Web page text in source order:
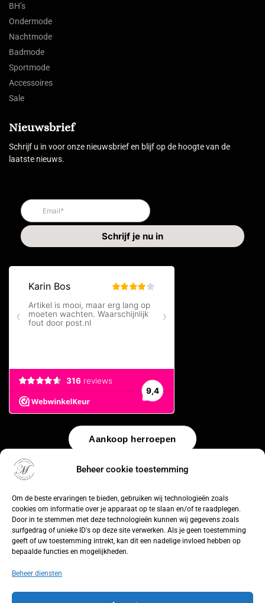
Beheer cookie toestemming
Om de beste ervaringen te bieden, gebruiken wij technologieën zoals
cookies om informatie over je apparaat op te slaan en/of te raadplegen.
Door in te stemmen met deze technologieën kunnen wij gegevens zoals
surfgedrag of unieke ID's op deze site verwerken. Als je geen toestemming
geeft of uw toestemming intrekt, kan dit een nadelige invloed hebben op
bepaalde functies en mogelijkheden.
Beheer diensten
BH’s
Ondermode
Nachtmode
Badmode
Sportmode
Accessoires
Sale
Nieuwsbrief
Schrijf u in voor onze nieuwsbrief en blijf op de hoogte van de
laatste nieuws.
Aankoop herroepen
© 2026 by WebUnlimited–Algemene voorwaarden